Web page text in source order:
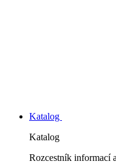
Katalog
Katalog
Rozcestník informací